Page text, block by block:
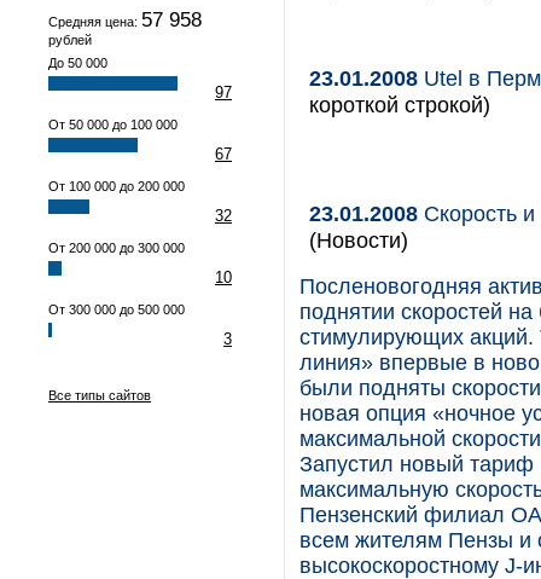
Средняя цена: 57 958
рублей
До 50 000
97
От 50 000 до 100 000
67
От 100 000 до 200 000
32
От 200 000 до 300 000
10
От 300 000 до 500 000
3
Все типы сайтов
23.01.2008 Utel в
короткой строкой)
23.01.2008 Скорость
(Новости)
Посленовогодняя
поднятии скоростей
стимулирующих
линия» впервые в
были подняты
новая опция «ночное
максимальной
Запустил новый
максимальную
Пензенский филиал
всем жителям Пензы и
высокоскоростному J-